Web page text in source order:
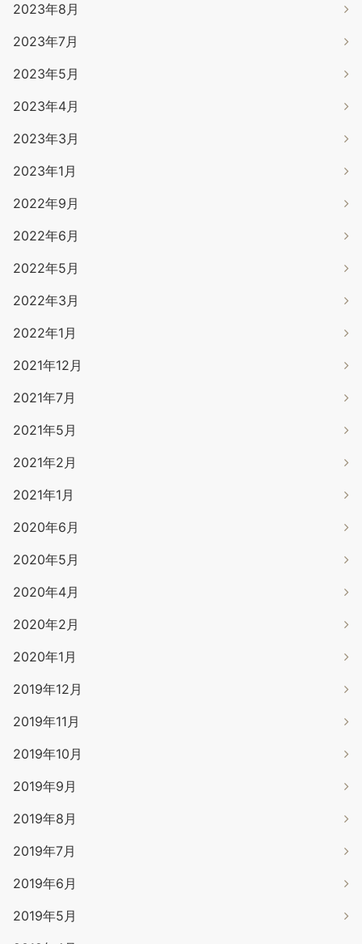
2023年8月
2023年7月
2023年5月
2023年4月
2023年3月
2023年1月
2022年9月
2022年6月
2022年5月
2022年3月
2022年1月
2021年12月
2021年7月
2021年5月
2021年2月
2021年1月
2020年6月
2020年5月
2020年4月
2020年2月
2020年1月
2019年12月
2019年11月
2019年10月
2019年9月
2019年8月
2019年7月
2019年6月
2019年5月